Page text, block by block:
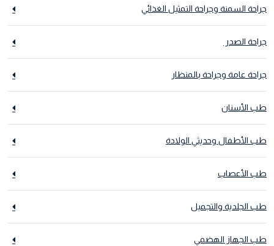
جراحة السمنة وجراحة التمثيل الغذائي
جراحة الصدر
جراحة عامة وجراحة بالمنظار
طب الأسنان
طب الأطفال وحديثي الولادة
طب الأعصاب
طب الجلدية والتجميل
طب الجهاز الهضمي